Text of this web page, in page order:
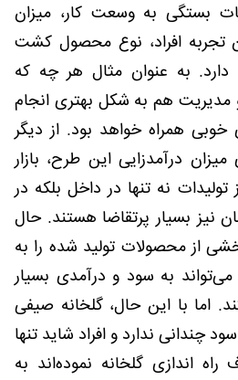
بستگی به وسعت کار، میزان
تجربه افراد، نوع محصول کشت
به عنوان مثال هر چه که
مدیریت هم به شکل بهتری انجام
خوبی همراه خواهد بود. از دیگر
میزان درآمدزایی این طرح، بازار
نه تنها در داخل بلکه در
نیز بسیار پرتقاضا هستند. حال
از محصولات تولید شده را به
می‌تواند به سود و درآمدی بسیار
اما با این حال، گلخانه صیفی
چندانی ندارد و افراد شاید تنها
اندازی گلخانه نموده‌اند به